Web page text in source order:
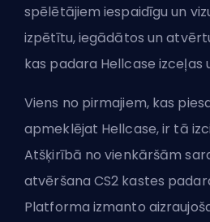
spēlētājiem iespaidīgu un
izpētītu, iegādātos un
kas padara Hellcase izceļas
Viens no pirmajiem, kas
apmeklējat Hellcase, ir tā
Atšķirībā no vienkāršām
atvēršana CS2 kastes
Platforma izmanto